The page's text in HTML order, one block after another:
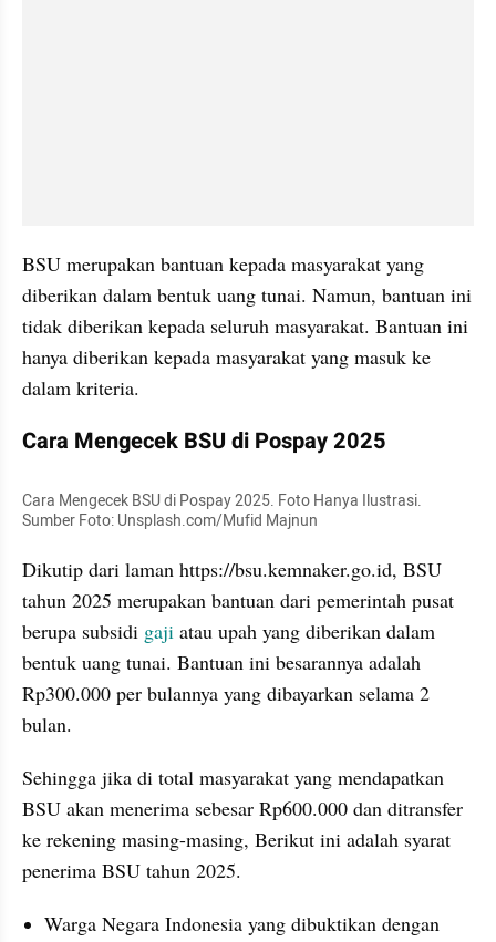
BSU merupakan bantuan kepada masyarakat yang
diberikan dalam bentuk uang tunai. Namun, bantuan ini
tidak diberikan kepada seluruh masyarakat. Bantuan ini
hanya diberikan kepada masyarakat yang masuk ke
dalam kriteria.
Cara Mengecek BSU di Pospay 2025
Cara Mengecek BSU di Pospay 2025. Foto Hanya Ilustrasi.
Sumber Foto: Unsplash.com/Mufid Majnun
Dikutip dari laman https://bsu.kemnaker.go.id, BSU
tahun 2025 merupakan bantuan dari pemerintah pusat
berupa subsidi gaji atau upah yang diberikan dalam
bentuk uang tunai. Bantuan ini besarannya adalah
Rp300.000 per bulannya yang dibayarkan selama 2
bulan.
Sehingga jika di total masyarakat yang mendapatkan
BSU akan menerima sebesar Rp600.000 dan ditransfer
ke rekening masing-masing, Berikut ini adalah syarat
penerima BSU tahun 2025.
Warga Negara Indonesia yang dibuktikan dengan